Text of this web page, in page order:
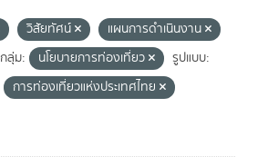
วิสัยทัศน์
แผนการดำเนินงาน
กลุ่ม: นโยบายการท่องเที่ยว
รูปแบบ:
การท่องเที่ยวแห่งประเทศไทย